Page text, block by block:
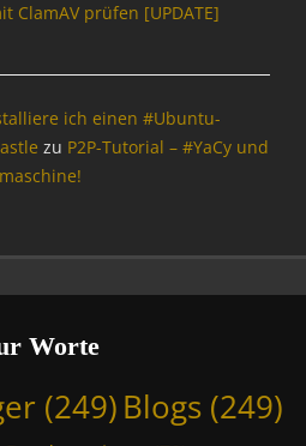
ClamAV prüfen [UPDATE]
ich einen #Ubuntu-
zu P2P-Tutorial – #YaCy und
Worte
(249) Blogs(249)